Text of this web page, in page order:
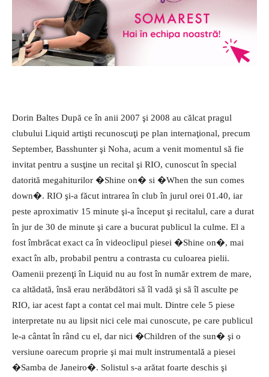
Dorin Baltes După ce în anii 2007 şi 2008 au călcat pragul
clubului Liquid artişti recunoscuţi pe plan internaţional, precum
September, Basshunter şi Noha, acum a venit momentul să fie
invitat pentru a susţine un recital şi RIO, cunoscut în special
datorită megahiturilor �Shine on� si �When the sun comes
down�. RIO şi-a făcut intrarea în club în jurul orei 01.40, iar
peste aproximativ 15 minute şi-a început şi recitalul, care a durat
în jur de 30 de minute şi care a bucurat publicul la culme. El a
fost îmbrăcat exact ca în videoclipul piesei �Shine on�, mai
exact în alb, probabil pentru a contrasta cu culoarea pielii.
Oamenii prezenţi în Liquid nu au fost în număr extrem de mare,
ca altădată, însă erau nerăbdători să îl vadă şi să îl asculte pe
RIO, iar acest fapt a contat cel mai mult. Dintre cele 5 piese
interpretate nu au lipsit nici cele mai cunoscute, pe care publicul
le-a cântat în rând cu el, dar nici �Children of the sun� şi o
versiune oarecum proprie şi mai mult instrumentală a piesei
�Samba de Janeiro�. Solistul s-a arătat foarte deschis şi